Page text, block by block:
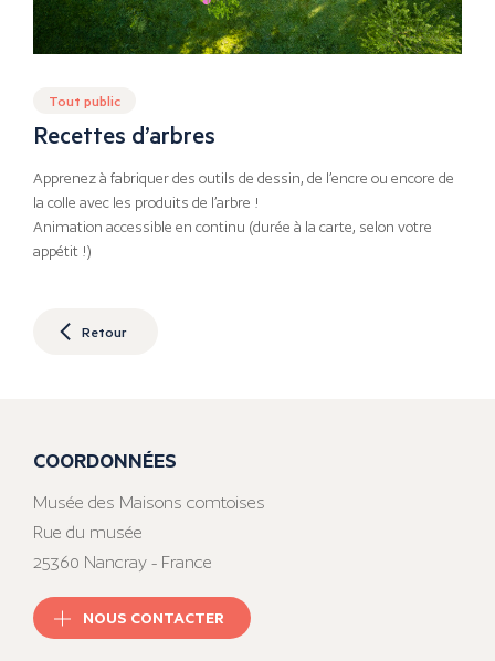
Tout public
Recettes d’arbres
Apprenez à fabriquer des outils de dessin, de l’encre ou encore de
la colle avec les produits de l’arbre !
Animation accessible en continu (durée à la carte, selon votre
appétit !)
Retour
COORDONNÉES
Musée des Maisons comtoises
Rue du musée
25360 Nancray - France
NOUS CONTACTER